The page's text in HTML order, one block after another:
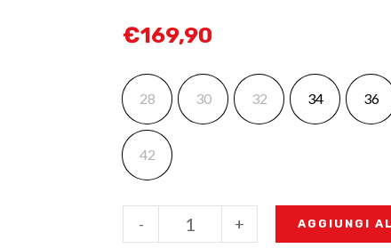
€169,90
28 30 32 34 36
42
+
- AGGIUNGI